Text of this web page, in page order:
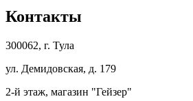
Контакты
300062, г. Тула
ул. Демидовская, д. 179
2-й этаж, магазин "Гейзер"